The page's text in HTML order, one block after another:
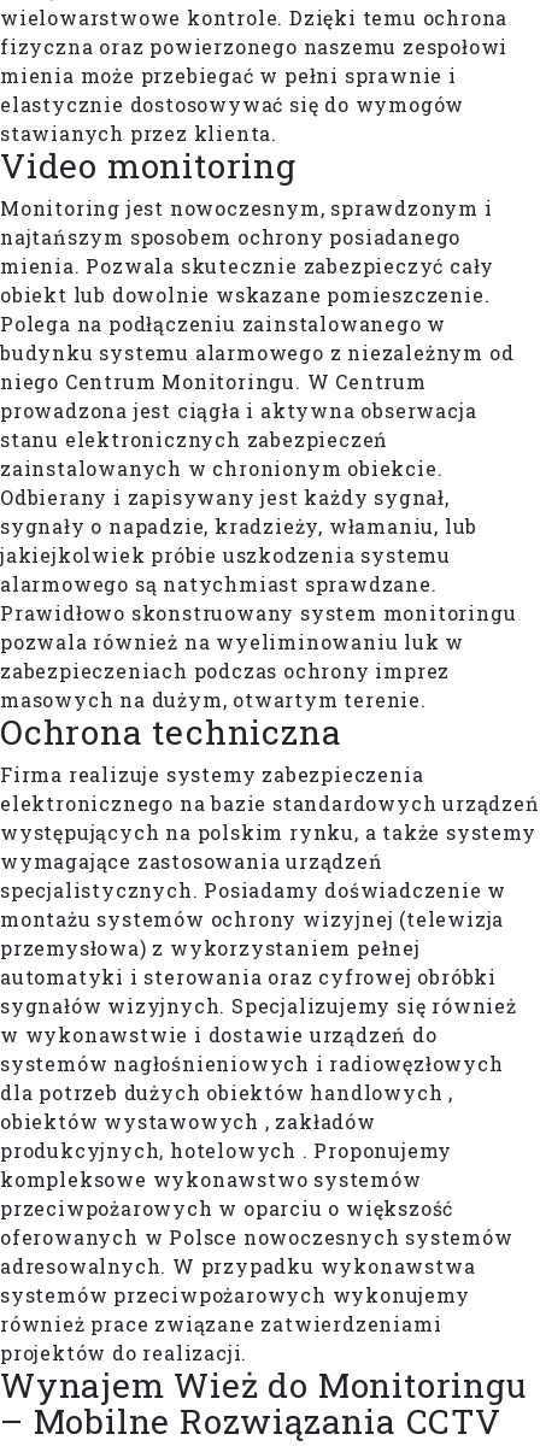
wielowarstwowe kontrole. Dzięki temu ochrona
fizyczna oraz powierzonego naszemu zespołowi
mienia może przebiegać w pełni sprawnie i
elastycznie dostosowywać się do wymogów
stawianych przez klienta.
Video monitoring
Monitoring jest nowoczesnym, sprawdzonym i
najtańszym sposobem ochrony posiadanego
mienia. Pozwala skutecznie zabezpieczyć cały
obiekt lub dowolnie wskazane pomieszczenie.
Polega na podłączeniu zainstalowanego w
budynku systemu alarmowego z niezależnym od
niego Centrum Monitoringu. W Centrum
prowadzona jest ciągła i aktywna obserwacja
stanu elektronicznych zabezpieczeń
zainstalowanych w chronionym obiekcie.
Odbierany i zapisywany jest każdy sygnał,
sygnały o napadzie, kradzieży, włamaniu, lub
jakiejkolwiek próbie uszkodzenia systemu
alarmowego są natychmiast sprawdzane.
Prawidłowo skonstruowany system monitoringu
pozwala również na wyeliminowaniu luk w
zabezpieczeniach podczas ochrony imprez
masowych na dużym, otwartym terenie.
Ochrona techniczna
Firma realizuje systemy zabezpieczenia
elektronicznego na bazie standardowych urządzeń
występujących na polskim rynku, a także systemy
wymagające zastosowania urządzeń
specjalistycznych. Posiadamy doświadczenie w
montażu systemów ochrony wizyjnej (telewizja
przemysłowa) z wykorzystaniem pełnej
automatyki i sterowania oraz cyfrowej obróbki
sygnałów wizyjnych. Specjalizujemy się również
w wykonawstwie i dostawie urządzeń do
systemów nagłośnieniowych i radiowęzłowych
dla potrzeb dużych obiektów handlowych ,
obiektów wystawowych , zakładów
produkcyjnych, hotelowych . Proponujemy
kompleksowe wykonawstwo systemów
przeciwpożarowych w oparciu o większość
oferowanych w Polsce nowoczesnych systemów
adresowalnych. W przypadku wykonawstwa
systemów przeciwpożarowych wykonujemy
również prace związane zatwierdzeniami
projektów do realizacji.
Wynajem Wież do Monitoringu
– Mobilne Rozwiązania CCTV